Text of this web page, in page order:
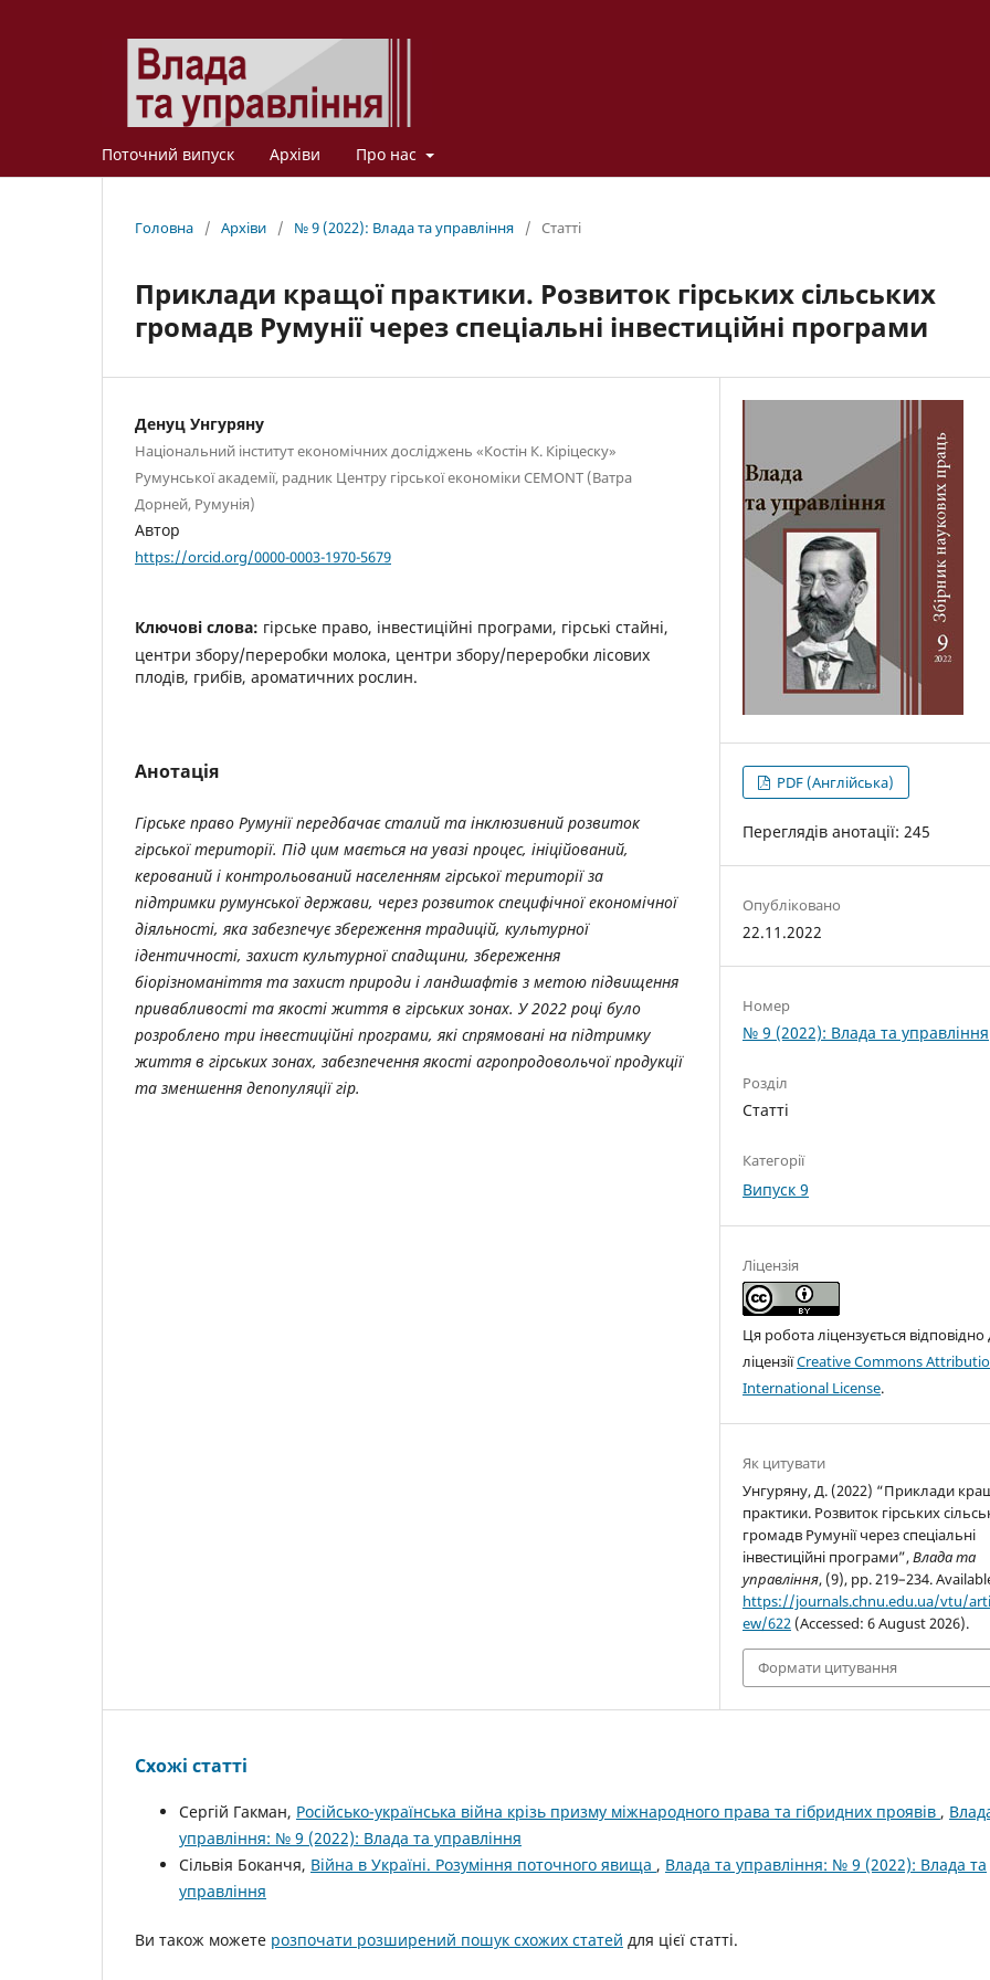
Поточний випуск Архіви Про нас
Головна / Архіви / № 9 (2022): Влада та управління / Статті
Приклади кращої практики. Розвиток гірських сільських
громадв Румунії через спеціальні інвестиційні програми
Денуц Унгуряну
Національний інститут економічних досліджень «Костін К. Кіріцеску»
Румунської академії, радник Центру гірської економіки СЕМОNT (Ватра
Дорней, Румунія)
Автор
https://orcid.org/0000-0003-1970-5679
Ключові слова: гірське право, інвестиційні програми, гірські стайні,
центри збору/переробки молока, центри збору/переробки лісових
плодів, грибів, ароматичних рослин.
Анотація
Гірське право Румунії передбачає сталий та інклюзивний розвиток
гірської території. Під цим мається на увазі процес, ініційований,
керований і контрольований населенням гірської території за
підтримки румунської держави, через розвиток специфічної економічної
діяльності, яка забезпечує збереження традицій, культурної
ідентичності, захист культурної спадщини, збереження
біорізноманіття та захист природи і ландшафтів з метою підвищення
привабливості та якості життя в гірських зонах. У 2022 році було
розроблено три інвестиційні програми, які спрямовані на підтримку
життя в гірських зонах, забезпечення якості агропродовольчої продукції
та зменшення депопуляції гір.
PDF (Англійська)
Переглядів анотації: 245
Опубліковано
22.11.2022
Номер
№ 9 (2022): Влада та управління
Розділ
Статті
Категорії
Випуск 9
Ліцензія
Ця робота ліцензується відповідно
ліцензіїCreative Commons
International License.
Як цитувати
Унгуряну, Д. (2022) “Приклади
практики. Розвиток гірських
громадв Румунії через спеціальні
інвестиційні програми”,Влада та
управління, (9), pp. 219–234.
https://journals.chnu.edu.ua/vtu/
ew/622 (Accessed: 6 August 2026).
Формати цитування
Схожі статті
Сергій Гакман, Російсько-українська війна крізь призму міжнародного права та гібридних проявів ,
управління: № 9 (2022): Влада та управління
Сільвія Боканчя, Війна в Україні. Розуміння поточного явища , Влада та управління: № 9 (2022): Влада та
управління
Ви також можете розпочати розширений пошук схожих статей для цієї статті.